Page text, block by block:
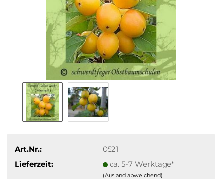
Art.Nr.:
0521
Lieferzeit:
ca. 5-7 Werktage*
(Ausland abweichend)